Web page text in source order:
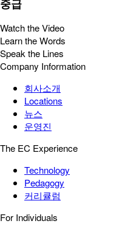
중급
Watch the Video
Learn the Words
Speak the Lines
Company Information
회사소개
Locations
뉴스
운영진
The EC Experience
Technology
Pedagogy
커리큘럼
For Individuals